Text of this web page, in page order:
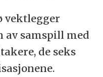
vektlegger
samspill med
de seks